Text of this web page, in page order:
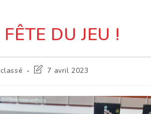
DU JEU !
Dernière
la
publication :
7 avril 2023